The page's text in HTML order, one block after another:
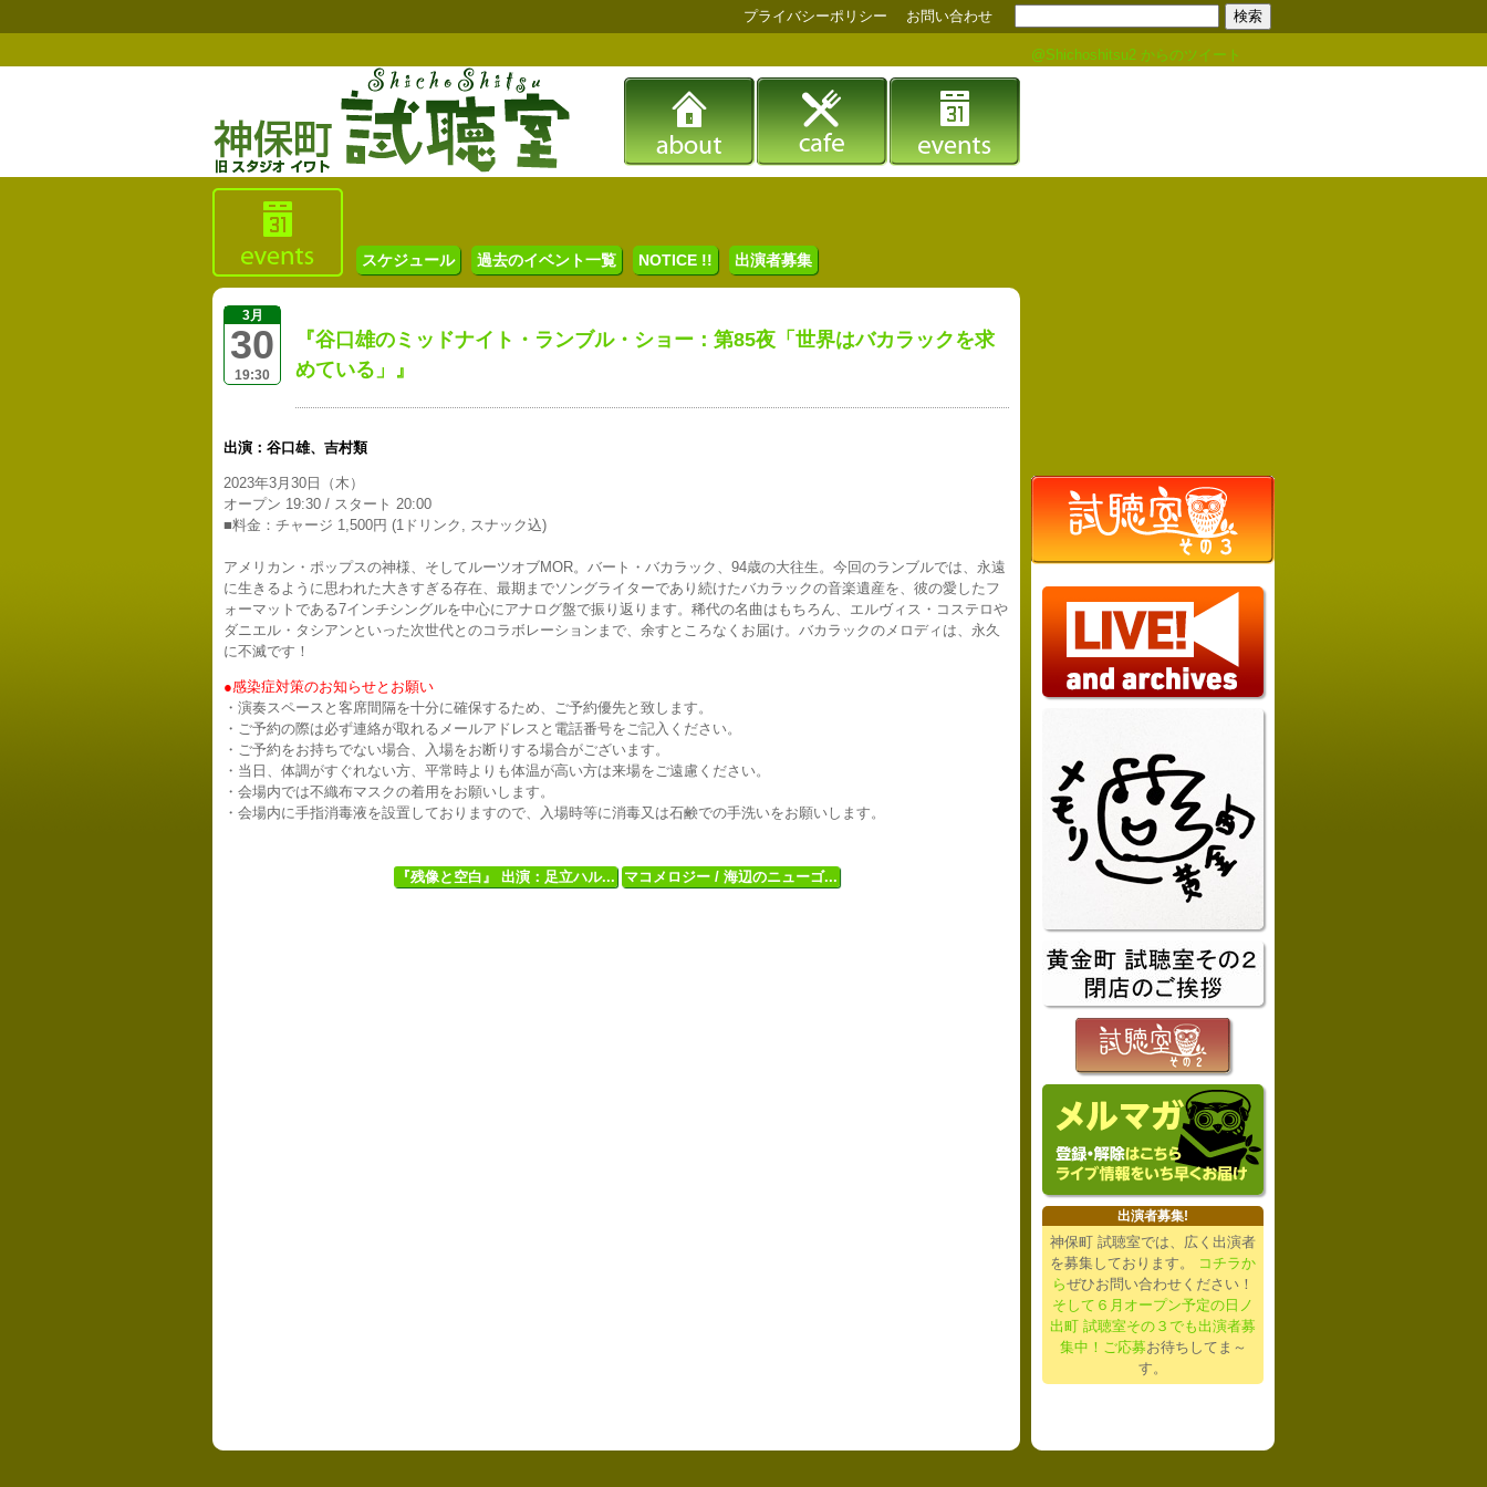
スケジュール 過去のイベント一覧 NOTICE !! 出演者募集
3月
30
19:30
『谷口雄のミッドナイト・ランブル・ショー：第85夜「世界はバカラックを求
めている」』
出演：谷口雄、吉村類
2023年3月30日（木）
オープン 19:30 / スタート 20:00
■料金：チャージ 1,500円 (1ドリンク, スナック込)
アメリカン・ポップスの神様、そしてルーツオブMOR。バート・バカラック、94歳の大往生。今回のランブルでは、永遠
に生きるように思われた大きすぎる存在、最期までソングライターであり続けたバカラックの音楽遺産を、彼の愛したフ
ォーマットである7インチシングルを中心にアナログ盤で振り返ります。稀代の名曲はもちろん、エルヴィス・コステロや
ダニエル・タシアンといった次世代とのコラボレーションまで、余すところなくお届け。バカラックのメロディは、永久
に不滅です！
●感染症対策のお知らせとお願い
・演奏スペースと客席間隔を十分に確保するため、ご予約優先と致します。
・ご予約の際は必ず連絡が取れるメールアドレスと電話番号をご記入ください。
・ご予約をお持ちでない場合、入場をお断りする場合がございます。
・当日、体調がすぐれない方、平常時よりも体温が高い方は来場をご遠慮ください。
・会場内では不織布マスクの着用をお願いします。
・会場内に手指消毒液を設置しておりますので、入場時等に消毒又は石鹸での手洗いをお願いします。
『残像と空白』 出演：足立ハル... マコメロジー / 海辺のニューゴ...
出演者募集!
神保町 試聴室では、広く出演者
を募集しております。
コチラか
らぜひお問い合わせください！
そして６月オープン予定の日ノ
出町 試聴室その３でも出演者募
集中！ご応募お待ちしてま～
す。
@Shichoshitsu2 からのツイート
プライバシーポリシー お問い合わせ